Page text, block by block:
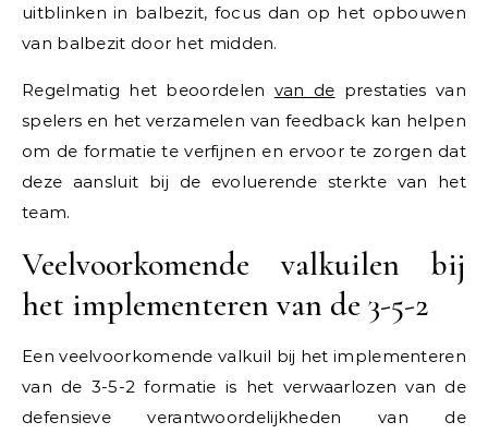
uitblinken in balbezit, focus dan op het opbouwen
van balbezit door het midden.
Regelmatig het beoordelen van de prestaties van
spelers en het verzamelen van feedback kan helpen
om de formatie te verfijnen en ervoor te zorgen dat
deze aansluit bij de evoluerende sterkte van het
team.
Veelvoorkomende valkuilen bij
het implementeren van de 3-5-2
Een veelvoorkomende valkuil bij het implementeren
van de 3-5-2 formatie is het verwaarlozen van de
defensieve verantwoordelijkheden van de